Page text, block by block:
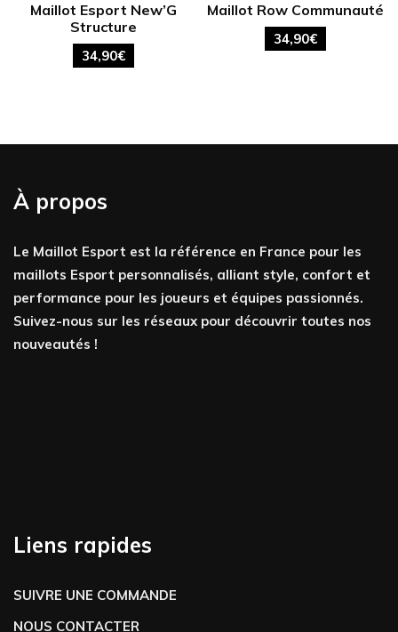
Maillot Esport New’G
Structure
34,90€
Maillot Row Communauté
34,90€
À propos
Le Maillot Esport est la référence en France pour les
maillots Esport personnalisés, alliant style, confort et
performance pour les joueurs et équipes passionnés.
Suivez-nous sur les réseaux pour découvrir toutes nos
nouveautés !
Liens rapides
SUIVRE UNE COMMANDE
NOUS CONTACTER